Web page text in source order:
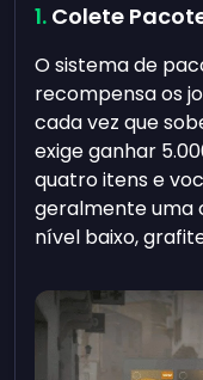
Colete
O sistema de
recompensa os
cada vez que
exige ganhar
quatro itens e
geralmente uma
nível baixo,